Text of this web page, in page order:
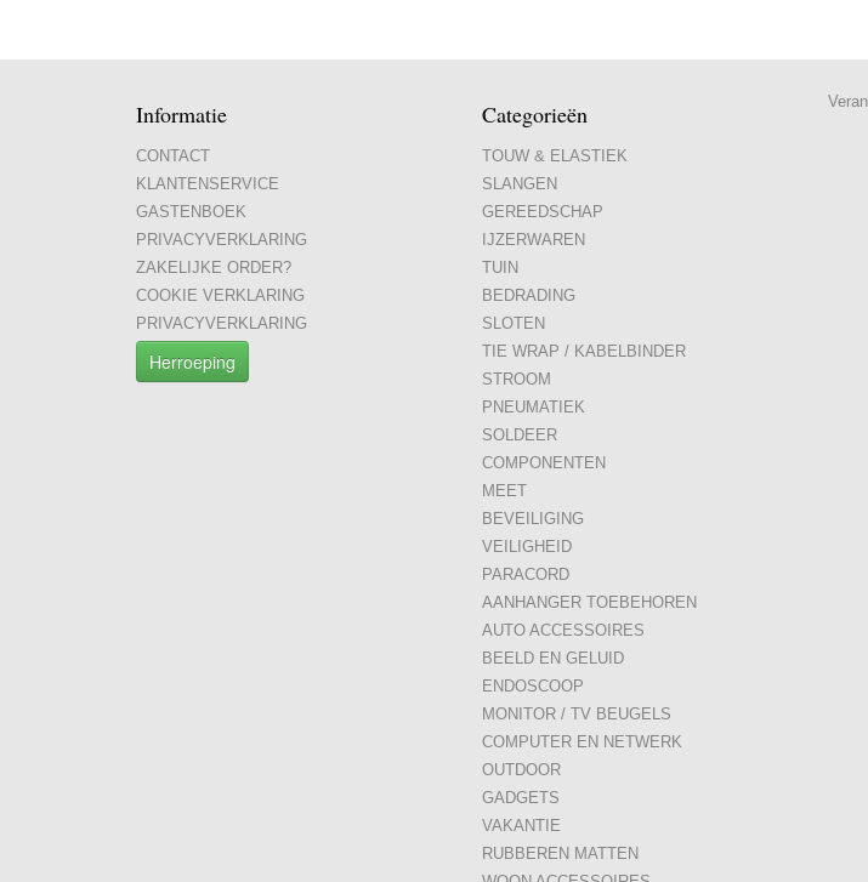
Informatie
CONTACT
KLANTENSERVICE
GASTENBOEK
PRIVACYVERKLARING
ZAKELIJKE ORDER?
COOKIE VERKLARING
PRIVACYVERKLARING
Herroeping
Categorieën
TOUW & ELASTIEK
SLANGEN
GEREEDSCHAP
IJZERWAREN
TUIN
BEDRADING
SLOTEN
TIE WRAP / KABELBINDER
STROOM
PNEUMATIEK
SOLDEER
COMPONENTEN
MEET
BEVEILIGING
VEILIGHEID
PARACORD
AANHANGER TOEBEHOREN
AUTO ACCESSOIRES
BEELD EN GELUID
ENDOSCOOP
MONITOR / TV BEUGELS
COMPUTER EN NETWERK
OUTDOOR
GADGETS
VAKANTIE
RUBBEREN MATTEN